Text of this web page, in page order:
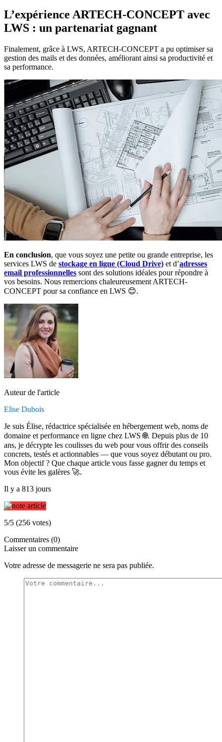
L’expérience ARTECH-CONCEPT avec
LWS : un partenariat gagnant
Finalement, grâce à LWS, ARTECH-CONCEPT a pu optimiser sa
gestion des mails et des données, améliorant ainsi sa productivité et
sa performance.
En conclusion, que vous soyez une petite ou grande entreprise, les
services LWS de stockage en ligne (Cloud Drive) et d’adresses
email professionnelles sont des solutions idéales pour répondre à
vos besoins. Nous remercions chaleureusement ARTECH-
CONCEPT pour sa confiance en LWS 😊.
Auteur de l'article
Elise Dubois
Je suis Élise, rédactrice spécialisée en hébergement web, noms de
domaine et performance en ligne chez LWS 🌐. Depuis plus de 10
ans, je décrypte les coulisses du web pour vous offrir des conseils
concrets, testés et actionnables — que vous soyez débutant ou pro.
Mon objectif ? Que chaque article vous fasse gagner du temps et
vous évite les galères 🚀.
Il y a 813 jours
5/5 (256 votes)
Commentaires (0)
Laisser un commentaire
Votre adresse de messagerie ne sera pas publiée.